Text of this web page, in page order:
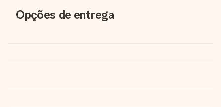
Opções de entrega